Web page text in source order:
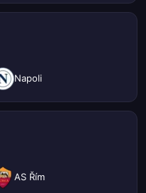
Napoli
AS Řím